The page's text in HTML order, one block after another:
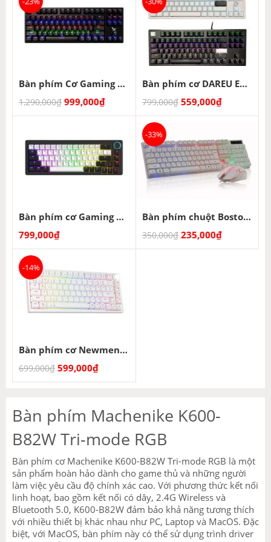
Bàn phím Cơ Gaming Zadez GT-015DK (Đen)
1,290,000₫ 999,000₫
Bàn phím cơ DAREU EK87 V2 (Đen/Trắng)
799,000₫ 559,000₫
Bàn phím cơ Gaming DAREU EK65s
799,000₫
-33%
Bàn phím chuột Boston 8310
350,000₫ 235,000₫
-14%
Bàn phím cơ Newmen GM326 (Trắng)
699,000₫ 599,000₫
Bàn phím Machenike K600-
B82W Tri-mode RGB
Bàn phím cơ Machenike K600-B82W Tri-mode RGB là một
sản phẩm hoàn hảo dành cho game thủ và những người
làm việc yêu cầu độ chính xác cao. Với phương thức kết nối
linh hoạt, bao gồm kết nối có dây, 2.4G Wireless và
Bluetooth 5.0, K600-B82W đảm bảo khả năng tương thích
với nhiều thiết bị khác nhau như PC, Laptop và MacOS. Đặc
biệt, với MacOS, bàn phím này có thể sử dụng trình driver